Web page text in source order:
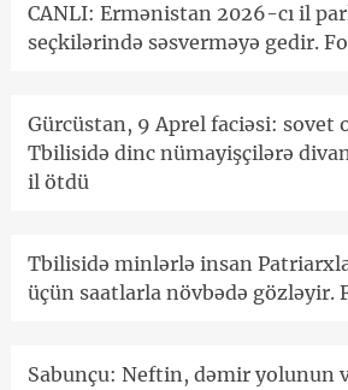
CANLI: Ermənistan 2026-cı il
seçkilərində səsverməyə gedir.
Gürcüstan, 9 Aprel faciəsi: sovet
Tbilisidə dinc nümayişçilərə
il ötdü
Tbilisidə minlərlə insan
üçün saatlarla növbədə gözləyir.
Sabunçu: Neftin, dəmir yolunun